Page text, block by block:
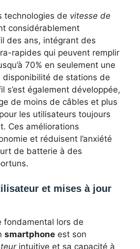
technologies de vitesse de
considérablement
des ans, intégrant des
rapides qui peuvent remplir
70% en seulement une
disponibilité de stations de
s’est également développée,
de moins de câbles et plus
les utilisateurs toujours
Ces améliorations
et réduisent l’anxiété
de batterie à des
et mises à jour
fondamental lors de
smartphone est son
intuitive et sa capacité à